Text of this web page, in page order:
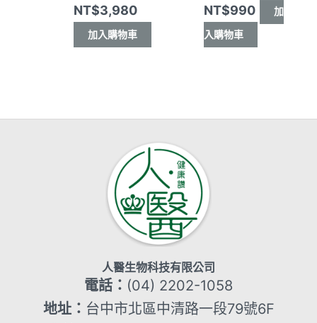
NT$3,980
加入購物車
NT$990 加
入購物車
人醫生物科技有限公司
電話： (04) 2202-1058
地址： 台中市北區中清路一段79號6F